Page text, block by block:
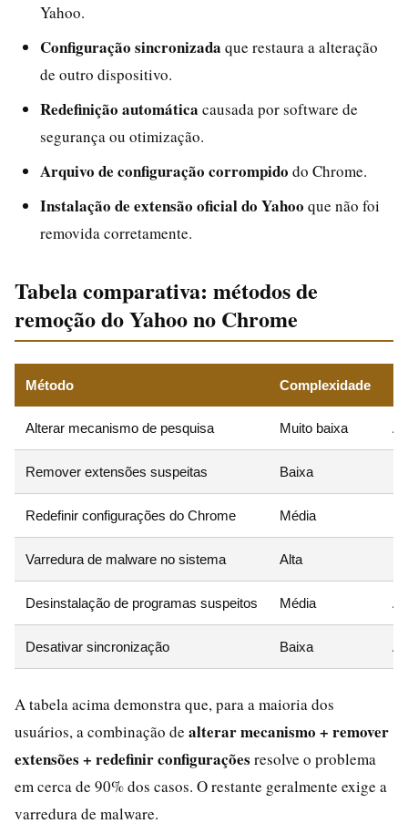
Yahoo.
Configuração sincronizada que restaura a alteração
de outro dispositivo.
Redefinição automática causada por software de
segurança ou otimização.
Arquivo de configuração corrompido do Chrome.
Instalação de extensão oficial do Yahoo que não foi
removida corretamente.
Tabela comparativa: métodos de
remoção do Yahoo no Chrome
Método Complexidade
Alterar mecanismo de pesquisa Muito baixa
Remover extensões suspeitas Baixa
Redefinir configurações do Chrome Média
Varredura de malware no sistema Alta
Desinstalação de programas suspeitos Média
Desativar sincronização Baixa
A tabela acima demonstra que, para a maioria dos
usuários, a combinação de alterar mecanismo + remover
extensões + redefinir configurações resolve o problema
em cerca de 90% dos casos. O restante geralmente exige a
varredura de malware.